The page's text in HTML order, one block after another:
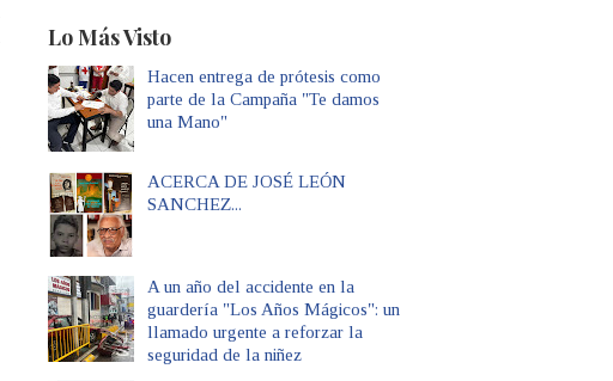
Lo Más Visto
Hacen entrega de prótesis como
parte de la Campaña "Te damos
una Mano"
ACERCA DE JOSÉ LEÓN
SANCHEZ...
A un año del accidente en la
guardería "Los Años Mágicos": un
llamado urgente a reforzar la
seguridad de la niñez